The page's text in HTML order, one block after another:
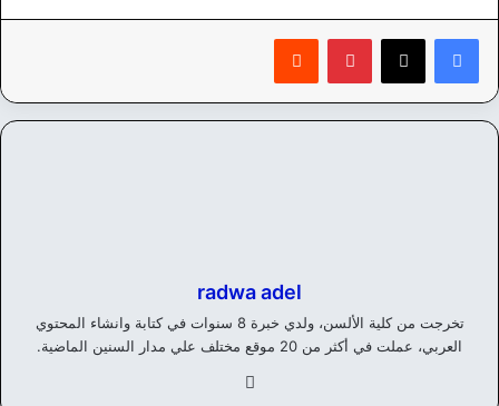
بينتيريست
radwa adel
تخرجت من كلية الألسن، ولدي خبرة 8 سنوات في كتابة وانشاء المحتوي
العربي، عملت في أكثر من 20 موقع مختلف علي مدار السنين الماضية.